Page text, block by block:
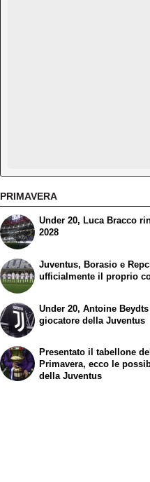
PRIMAVERA
Under 20, Luca Bracco
2028
Juventus, Borasio e
ufficialmente il proprio
Under 20, Antoine
giocatore della Juventus
Presentato il tabellone
Primavera, ecco le
della Juventus